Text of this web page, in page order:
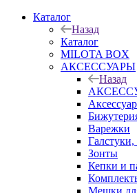
Каталог
Назад
Каталог
MILOTA BOX
АКСЕССУАРЫ
Назад
Варежки
Зонты
Кепки и
Мешки